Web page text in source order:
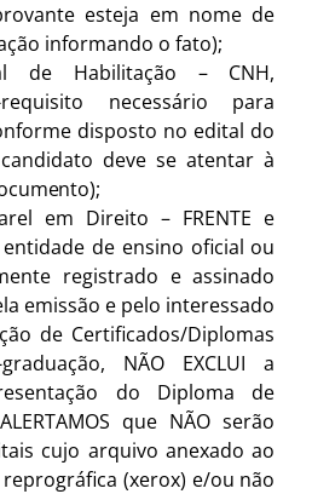
esteja em nome de
informando o fato);
de Habilitação – CNH,
necessário para
disposto no edital do
deve se atentar à
em Direito – FRENTE e
entidade de ensino oficial ou
registrado e assinado
emissão e pelo interessado
de Certificados/Diplomas
NÃO EXCLUI a
do Diploma de
que NÃO serão
cujo arquivo anexado ao
(xerox) e/ou não